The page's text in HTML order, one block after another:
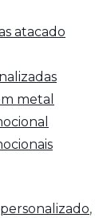
atacado
metal
,